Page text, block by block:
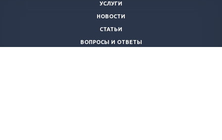
УСЛУГИ
НОВОСТИ
СТАТЬИ
ВОПРОСЫ И ОТВЕТЫ